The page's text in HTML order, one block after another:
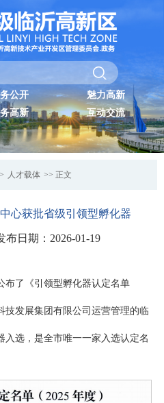
公开
魅力高新
高新
互动交流
人才载体 >> 正文
心获批省级引领型孵化器
日期：2026-01-19
布了《引领型孵化器认定名单
技发展集团有限公司运营管理的临
入选，是全市唯一一家入选认定名